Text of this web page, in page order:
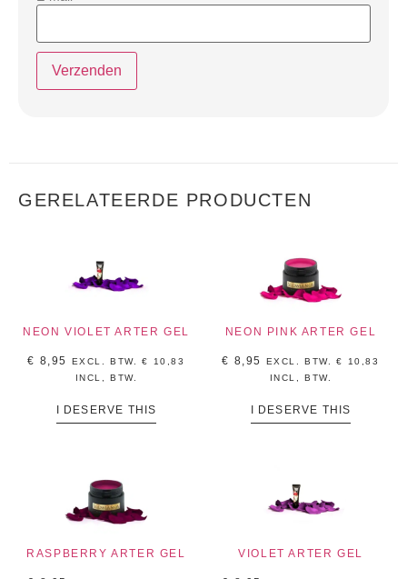
GERELATEERDE PRODUCTEN
NEON VIOLET ARTER GEL
€ 8,95 EXCL. BTW.€
10,83
INCL, BTW.
I DESERVE THIS
NEON PINK ARTER GEL
€ 8,95 EXCL. BTW.€
10,83
INCL, BTW.
I DESERVE THIS
RASPBERRY ARTER GEL VIOLET ARTER GEL